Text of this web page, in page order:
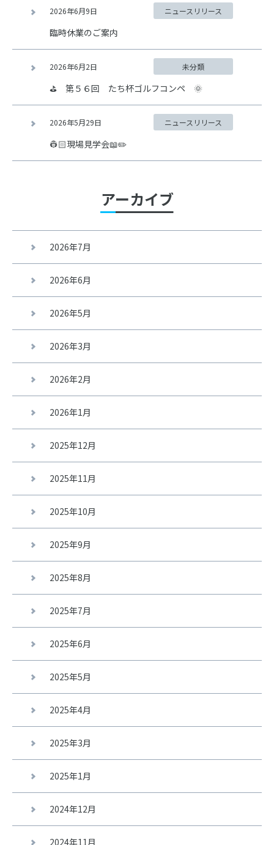
2026年6月9日 ニュースリリース
臨時休業のご案内
2026年6月2日 未分類
⛳ 第５６回 たち杯ゴルフコンペ 🌞
2026年5月29日 ニュースリリース
👷🏻現場見学会📖✏️
アーカイブ
2026年7月
2026年6月
2026年5月
2026年3月
2026年2月
2026年1月
2025年12月
2025年11月
2025年10月
2025年9月
2025年8月
2025年7月
2025年6月
2025年5月
2025年4月
2025年3月
2025年1月
2024年12月
2024年11月